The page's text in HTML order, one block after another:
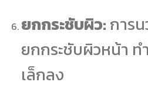
ยกกระชับผิว:การ
ยกกระชับผิวหน้า ท
เล็กลง